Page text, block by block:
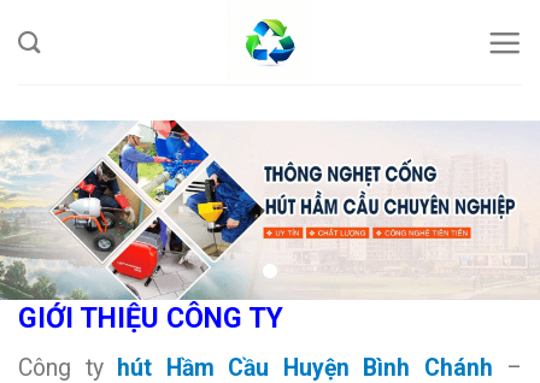
to
GIỚI THIỆU CÔNG TY
Công ty hút Hầm Cầu Huyện Bình Chánh –